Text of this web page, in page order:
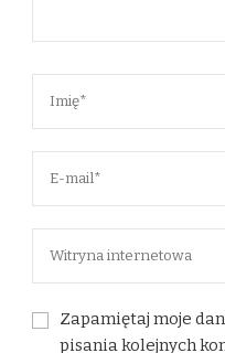
Zapamiętaj moje
pisania kolejnych